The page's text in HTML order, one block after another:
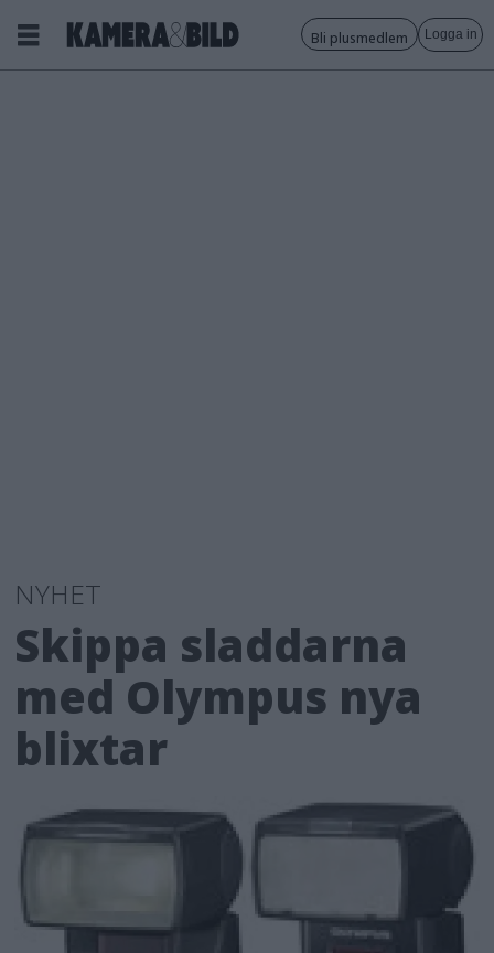
Bli plusmedlem Logga in
NYHET
Skippa sladdarna
med Olympus nya
blixtar